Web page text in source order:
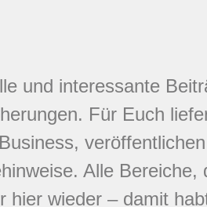
und interessante
Für Euch
Alle Bereiche,
hier wieder – damit